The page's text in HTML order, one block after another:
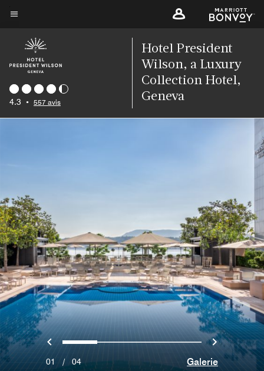
Skip
main
content
4.3 • 557 avis
Hotel President
Wilson, a Luxury
Collection Hotel,
Geneva
Précédent
0 1 2 3 Suivant
01 / 04 Galerie